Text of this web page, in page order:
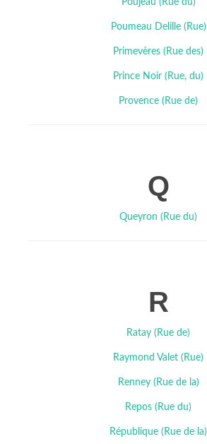
Poujeau (Rue du)
Poumeau Delille (Rue)
Primevères (Rue des)
Prince Noir (Rue, du)
Provence (Rue de)
Q
Queyron (Rue du)
R
Ratay (Rue de)
Raymond Valet (Rue)
Renney (Rue de la)
Repos (Rue du)
République (Rue de la)